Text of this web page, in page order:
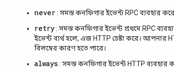
never: সমস্ত কনফিগার ইভেন্ট RPC ব্যবহার
retry: সমস্ত কনফিগার ইভেন্ট প্রথমে RPC
ইভেন্ট ব্যর্থ হলে, এজ HTTP চেষ্টা করে। আপনার
বিলম্বের কারণ হতে পারে।
always: সমস্ত কনফিগার ইভেন্ট HTTP ব্যবহার